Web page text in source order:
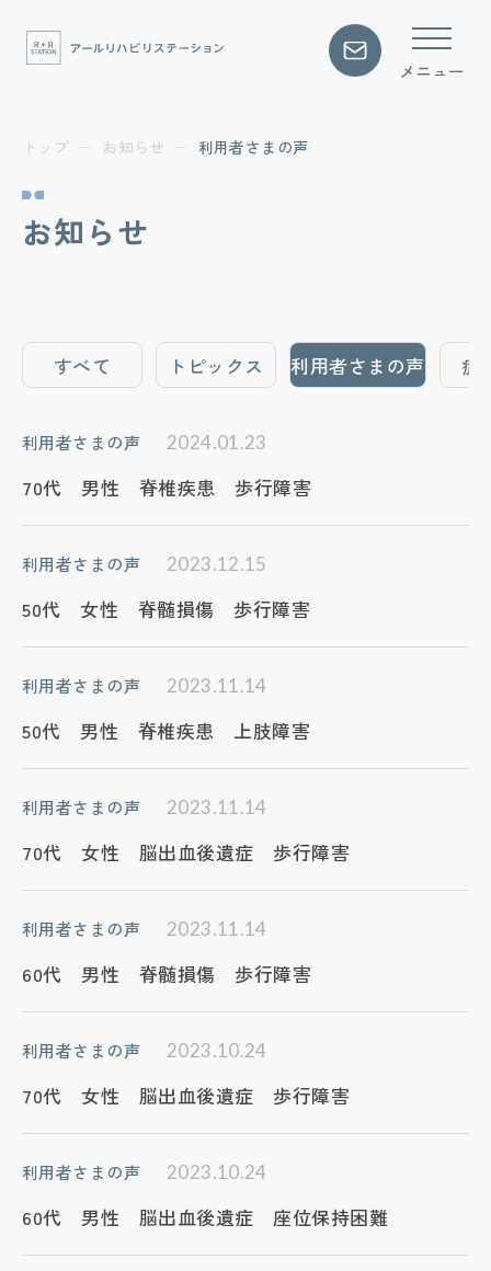
プログラム・料金を知りたい
アクセス
アクセス方法を知りたい
周辺の地図を見たい
営業日・営業時間
8:30〜17:00（日・祝休み）
トップ お知らせ 利用者さまの声
お知らせ
すべて トピックス 利用者さまの声 症
利用者さまの声 2024.01.23
70代 男性 脊椎疾患 歩行障害
利用者さまの声 2023.12.15
50代 女性 脊髄損傷 歩行障害
利用者さまの声 2023.11.14
50代 男性 脊椎疾患 上肢障害
利用者さまの声 2023.11.14
70代 女性 脳出血後遺症 歩行障害
利用者さまの声 2023.11.14
60代 男性 脊髄損傷 歩行障害
利用者さまの声 2023.10.24
70代 女性 脳出血後遺症 歩行障害
利用者さまの声 2023.10.24
60代 男性 脳出血後遺症 座位保持困難